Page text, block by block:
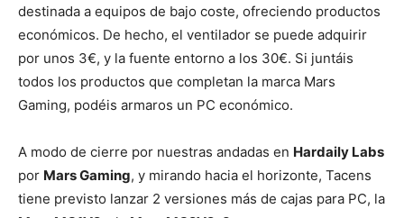
destinada a equipos de bajo coste, ofreciendo productos
económicos. De hecho, el ventilador se puede adquirir
por unos 3€, y la fuente entorno a los 30€. Si juntáis
todos los productos que completan la marca Mars
Gaming, podéis armaros un PC económico.
A modo de cierre por nuestras andadas en Hardaily Labs
por Mars Gaming, y mirando hacia el horizonte, Tacens
tiene previsto lanzar 2 versiones más de cajas para PC, la